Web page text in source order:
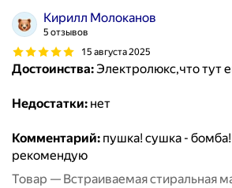
Кирилл Молоканов
5 отзывов
15 августа 2025
Достоинства:Электролюкс,что тут
Недостатки: нет
Комментарий: пушка! сушка -
рекомендую
Товар — Встраиваемая стиральная